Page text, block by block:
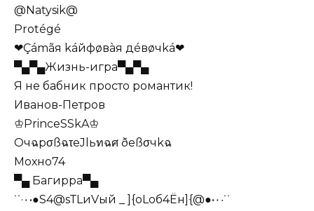
@Natysik@
Protégé
❤Çámãя káйфøвàя дéвøчká❤
▀▄▀▄Жизнь-игра▀▄▀▄
Я не бабник просто романтик!
Иванов-Петров
♔PrinceSSkA♔
ОчฉpσßฉτеJlьทฉศ ðеßσчkฉ
Мохно74
▀▄ Багирра▀▄
˙˙·٠•●S4@sТLиVый _ ]{оLоб4Ён]{@●•٠·˙˙